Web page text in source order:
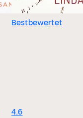
Bestbewertet
4.6